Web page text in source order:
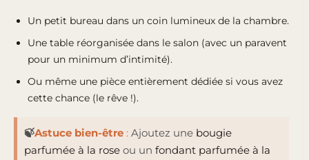
Un petit bureau dans un coin lumineux de la chambre.
Une table réorganisée dans le salon (avec un paravent
pour un minimum d’intimité).
Ou même une pièce entièrement dédiée si vous avez
cette chance (le rêve !).
🍃Astuce bien-être : Ajoutez une bougie
parfumée à la rose ou un fondant parfumée à la